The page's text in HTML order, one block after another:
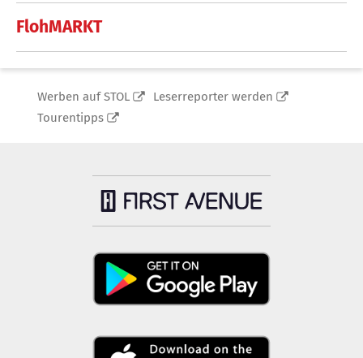
FlohMARKT
Werben auf STOL
Leserreporter werden
Tourentipps